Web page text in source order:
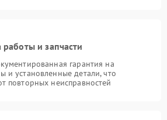
работы и запчасти
гарантия на
и установленные детали, что
повторных неисправностей